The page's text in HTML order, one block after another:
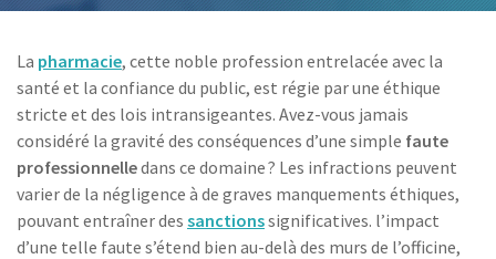
La pharmacie, cette noble profession entrelacée avec la
santé et la confiance du public, est régie par une éthique
stricte et des lois intransigeantes. Avez-vous jamais
considéré la gravité des conséquences d’une simple faute
professionnelledans ce domaine ? Les infractions peuvent
varier de la négligence à de graves manquements éthiques,
pouvant entraîner des sanctionssignificatives. l’impact
d’une telle faute s’étend bien au-delà des murs de l’officine,